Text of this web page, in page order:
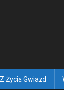
Z Życia Gwiazd